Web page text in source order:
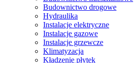
Budownictwo drogowe
Hydraulika
Instalacje elektryczne
Instalacje gazowe
Instalacje grzewcze
Klimatyzacja
Kładzenie płytek